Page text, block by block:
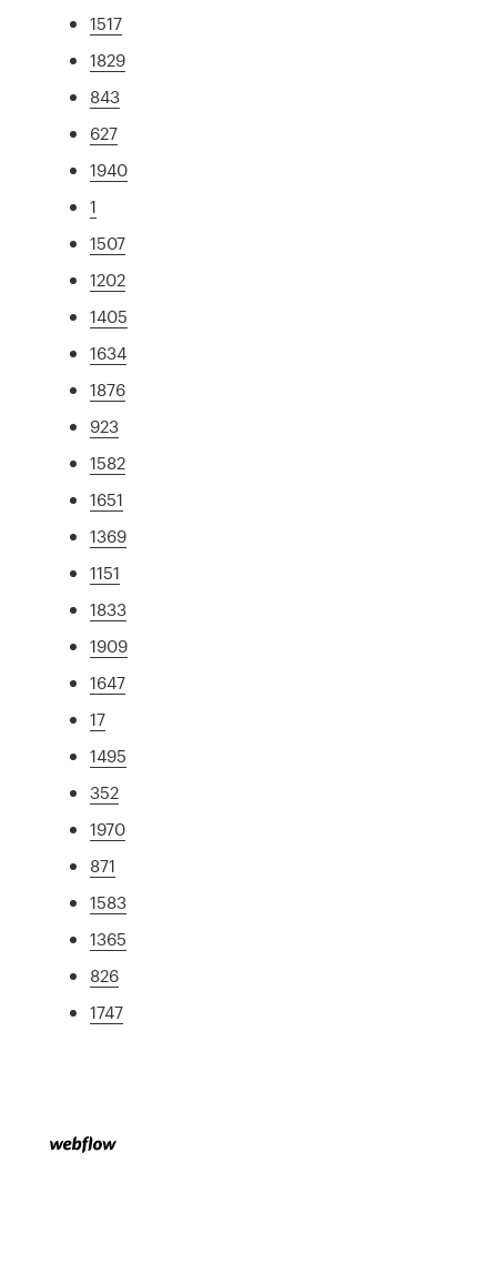
1517
1829
843
627
1940
1
1507
1202
1405
1634
1876
923
1582
1651
1369
1151
1833
1909
1647
17
1495
352
1970
871
1583
1365
826
1747